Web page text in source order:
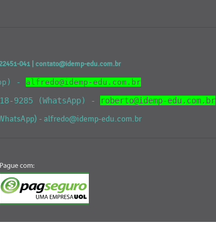
041 | contato@idemp-edu.com.br
- alfredo@idemp-edu.com.br
9285 (WhatsApp) - roberto@idemp-edu.com.br
- alfredo@idemp-edu.com.br